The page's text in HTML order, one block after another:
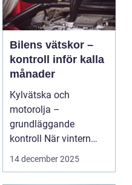
Bilens vätskor –
kontroll inför kalla
månader
Kylvätska och
motorolja –
grundläggande
kontroll När vintern
närmar sig &...
14 december 2025